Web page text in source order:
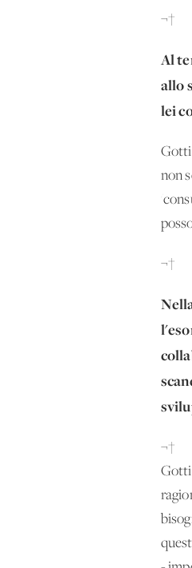
¬†
Al
allo
lei
Gotti
non
¬†
¬†
Gotti